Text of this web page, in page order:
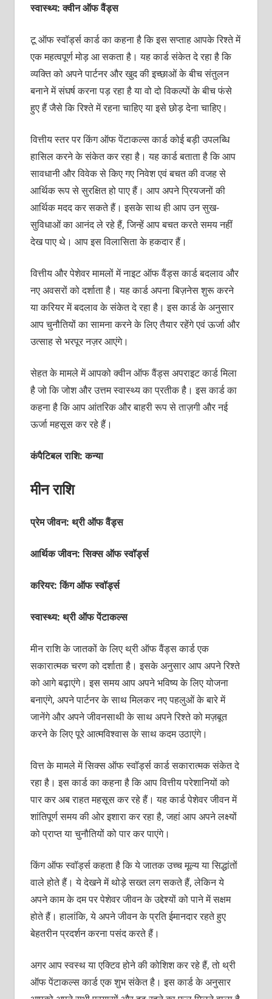
स्वास्थ्य: क्‍वीन ऑफ वैंड्स
टू ऑफ स्‍वॉर्ड्स कार्ड का कहना है कि इस सप्‍ताह आपके रिश्‍ते में
एक महत्‍वपूर्ण मोड़ आ सकता है। यह कार्ड संकेत दे रहा है कि
व्‍यक्‍ति को अपने पार्टनर और खुद की इच्‍छाओं के बीच संतुलन
बनाने में संघर्ष करना पड़ रहा है या वो दो विकल्‍पों के बीच फंसे
हुए हैं जैसे कि रिश्‍ते में रहना चाहिए या इसे छोड़ देना चाहिए।
वित्तीय स्‍तर पर किंग ऑफ पेंटाकल्‍स कार्ड कोई बड़ी उपलब्धि
हासिल करने के संकेत कर रहा है। यह कार्ड बताता है कि आप
सावधानी और विवेक से किए गए निवेश एवं बचत की वजह से
आर्थिक रूप से सुरक्षित हो पाए हैं। आप अपने प्रियजनों की
आर्थिक मदद कर सकते हैं। इसके साथ ही आप उन सुख-
सुविधाओं का आनंद ले रहे हैं, जिन्‍हें आप बचत करते समय नहीं
देख पाए थे। आप इस विलासिता के हकदार हैं।
वित्तीय और पेशेवर मामलों में नाइट ऑफ वैंड्स कार्ड बदलाव और
नए अवसरों को दर्शाता है। य‍ह कार्ड अपना बिज़नेस शुरू करने
या करियर में बदलाव के संकेत दे रहा है। इस कार्ड के अनुसार
आप चुनौतियों का सामना करने के लिए तैयार रहेंगे एवं ऊर्जा और
उत्‍साह से भरपूर नज़र आएंगे।
सेहत के मामले में आपको क्‍वीन ऑफ वैंड्स अपराइट कार्ड मिला
है जो कि जोश और उत्तम स्‍वास्‍थ्‍य का प्रतीक है। इस कार्ड का
कहना है कि आप आंतरिक और बाहरी रूप से ताज़गी और नई
ऊर्जा महसूस कर रहे हैं।
कंपैटिबल राशि: कन्‍या
मीन राशि
प्रेम जीवन: थ्री ऑफ वैंड्स
आर्थिक जीवन: सिक्‍स ऑफ स्‍वॉर्ड्स
करियर: किंग ऑफ स्‍वॉर्ड्स
स्वास्थ्य: थ्री ऑफ पेंटाकल्‍स
मीन राशि के जातकों के लिए थ्री ऑफ वैंड्स कार्ड एक
सकारात्‍मक चरण को दर्शाता है। इसके अनुसार आप अपने रिश्‍ते
को आगे बढ़ाएंगे। इस समय आप अपने भविष्‍य के लिए योजना
बनाएंगे, अपने पार्टनर के साथ मिलकर नए पहलुओं के बारे में
जानेंगे और अपने जीवनसाथी के साथ अपने रिश्‍ते को मज़बूत
करने के लिए पूरे आत्‍मविश्‍वास के साथ कदम उठाएंगे।
वित्त के मामले में सिक्‍स ऑफ स्‍वॉर्ड्स कार्ड सकारात्‍मक संकेत दे
रहा है। इस कार्ड का कहना है कि आप वित्तीय परेशानियों को
पार कर अब राहत महसूस कर रहे हैं। यह कार्ड पेशेवर जीवन में
शांतिपूर्ण समय की ओर इशारा कर रहा है, जहां आप अपने लक्ष्‍यों
को प्राप्‍त या चुनौतियों को पार कर पाएंगे।
किंग ऑफ स्‍वॉर्ड्स कहता है कि ये जातक उच्‍च मूल्‍य या सिद्धांतों
वाले होते हैं। ये देखने में थोड़े सख्‍त लग सकते हैं, लेकिन ये
अपने काम के दम पर पेशेवर जीवन के उद्देश्‍यों को पाने में सक्षम
होते हैं। हालांकि, ये अपने जीवन के प्रति ईमानदार रहते हुए
बेहतरीन प्रदर्शन करना पसंद करते हैं।
अगर आप स्‍वस्‍थ या एक्टिव होने की कोशिश कर रहे हैं, तो थ्री
ऑफ पेंटाकल्‍स कार्ड एक शुभ संकेत है। इस कार्ड के अनुसार